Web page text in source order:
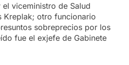
viceministro de Salud
Kreplak; otro funcionario
sobreprecios por los
fue el exjefe de Gabinete